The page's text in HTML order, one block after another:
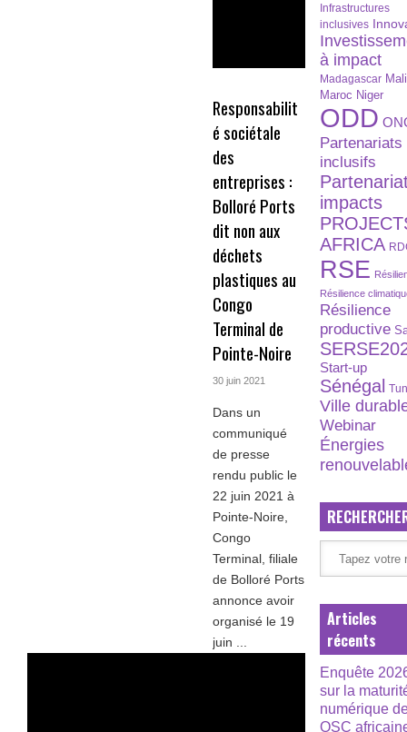
Responsabilit
é sociétale
des
entreprises :
Bolloré Ports
dit non aux
déchets
plastiques au
Congo
Terminal de
Pointe-Noire
30 juin 2021
Dans un
communiqué
de presse
rendu public le
22 juin 2021 à
Pointe-Noire,
Congo
Terminal, filiale
de Bolloré Ports
annonce avoir
organisé le 19
juin ...
Infrastructures
inclusives
à impact
Madagascar Mali
Maroc Niger
ODD
Partenariats
inclusifs
impacts
AFRICA
RSE
Résilience
Résilience
productive
Start-up
Sénégal
Ville
Webinar
Énergies
Articles
récents
Enquête
sur la
numérique
OSC